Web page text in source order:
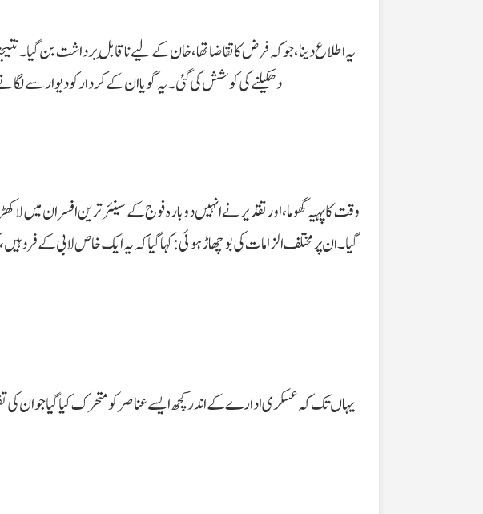
یہ اطلاع دینا، جو کہ فرض کا تقاضا تھا، خان کے لیے ناقابلِ برداشت بن گیا۔
دھکیلنے کی کوشش کی گئی۔ یہ گویا ان کے کردار کو دیوار سے
وقت کا پہیہ گھوما، اور تقدیر نے انہیں دوبارہ فوج کے سینئر ترین افسران میں
گیا۔ ان پر مختلف الزامات کی بوچھاڑ ہوئی: کہا گیا کہ یہ ایک خاص لابی کے فرد
یہاں تک کہ عسکری ادارے کے اندر کچھ ایسے عناصر کو متحرک کیا گیا جو ان